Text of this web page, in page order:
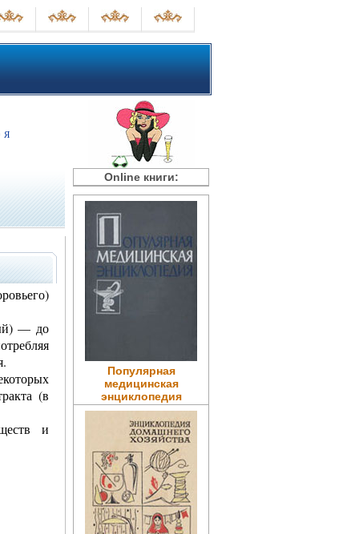
Я
— до
(в
и
Online книги:
Популярная
медицинская
энциклопедия